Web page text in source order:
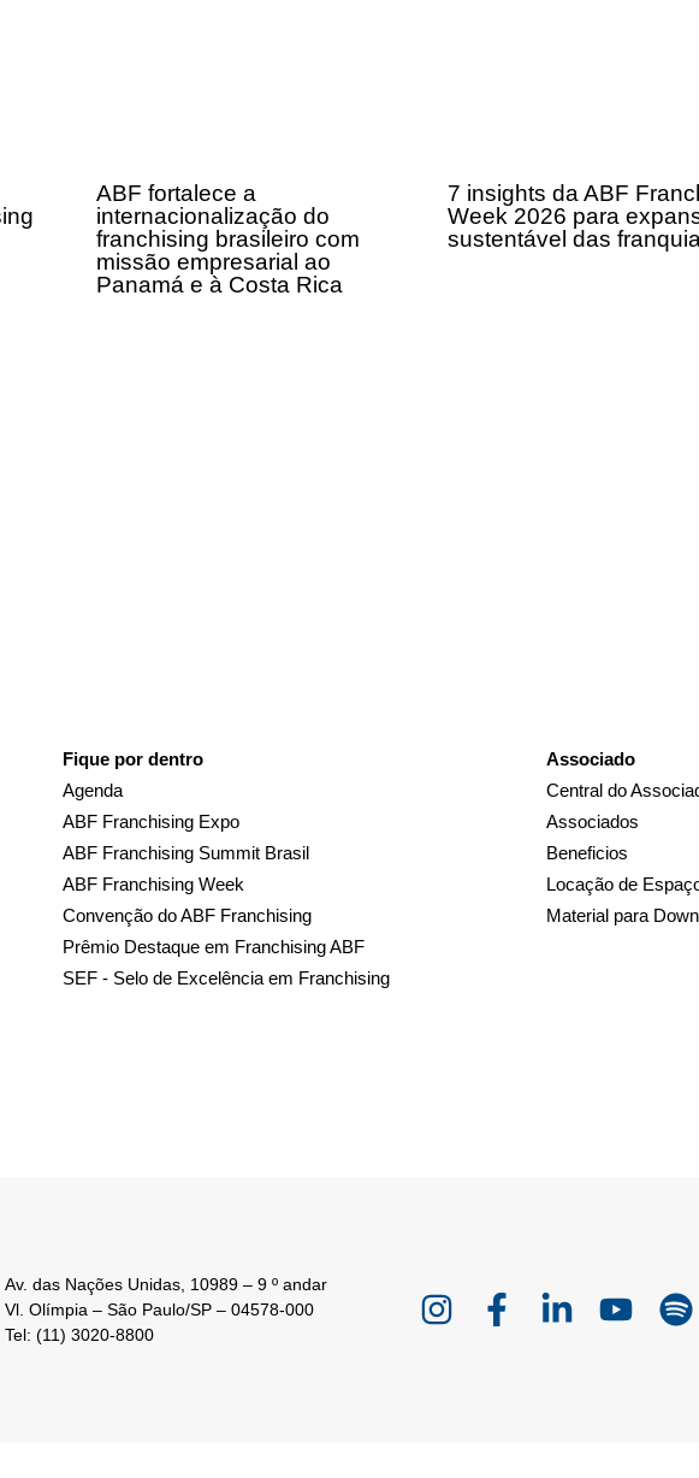
ABF fortalece a
internacionalização do
franchising brasileiro com
missão empresarial ao
Panamá e à Costa Rica
7 insights da ABF
Week 2026 para
sustentável das
Fique por dentro
Agenda
ABF Franchising Expo
ABF Franchising Summit Brasil
ABF Franchising Week
Convenção do ABF Franchising
Prêmio Destaque em Franchising ABF
SEF - Selo de Excelência em Franchising
Associado
Central do
Associados
Beneficios
Locação de
Material para
Av. das Nações Unidas, 10989 – 9 º andar
Vl. Olímpia – São Paulo/SP – 04578-000
Tel: (11) 3020-8800